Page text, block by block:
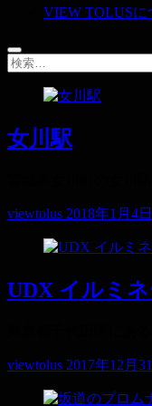
VIEW TOLUSに
女川駅
viewtolus 2018年1月4日
UDX イルミ
viewtolus 2017年12月